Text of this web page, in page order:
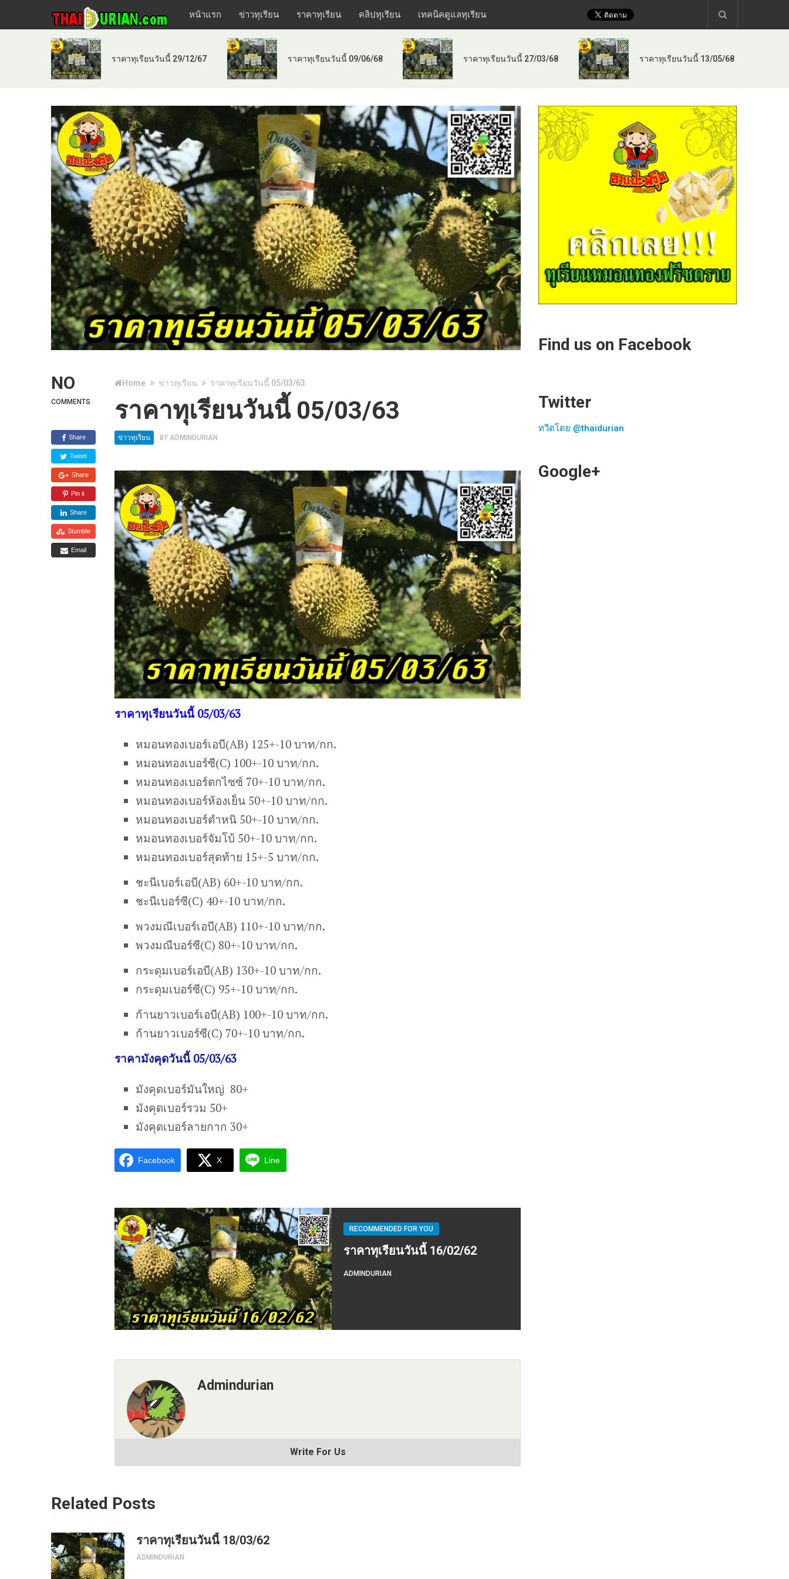
หน้าแรก ข่าวทุเรียน ราคาทุเรียน คลิปทุเรียน เทคนิคดูแลทุเรียน
ราคาทุเรียนวันนี้ 29/12/67 ราคาทุเรียนวันนี้ 09/06/68 ราคาทุเรียนวันนี้ 27/03/68 ราคาทุเรียนวันนี้ 13/05/68
NO
COMMENTS
Share
Tweet
Share
Pin it
Share
Stumble
Email
Home ข่าวทุเรียน ราคาทุเรียนวันนี้ 05/03/63
ราคาทุเรียนวันนี้ 05/03/63
ข่าวทุเรียน BY ADMINDURIAN
ราคาทุเรียนวันนี้ 05/03/63
หมอนทองเบอร์เอบี(AB) 125+-10 บาท/กก.
หมอนทองเบอร์ซี(C) 100+-10 บาท/กก.
หมอนทองเบอร์ตกไซซ์ 70+-10 บาท/กก.
หมอนทองเบอร์ห้องเย็น 50+-10 บาท/กก.
หมอนทองเบอร์ตำหนิ 50+-10 บาท/กก.
หมอนทองเบอร์จัมโบ้ 50+-10 บาท/กก.
หมอนทองเบอร์สุดท้าย 15+-5 บาท/กก.
ชะนีเบอร์เอบี(AB) 60+-10 บาท/กก.
ชะนีเบอร์ซี(C) 40+-10 บาท/กก.
พวงมณีเบอร์เอบี(AB) 110+-10 บาท/กก.
พวงมณีบอร์ซี(C) 80+-10 บาท/กก.
กระดุมเบอร์เอบี(AB) 130+-10 บาท/กก.
กระดุมเบอร์ซี(C) 95+-10 บาท/กก.
ก้านยาวเบอร์เอบี(AB) 100+-10 บาท/กก.
ก้านยาวเบอร์ซี(C) 70+-10 บาท/กก.
ราคามังคุดวันนี้ 05/03/63
มังคุดเบอร์มันใหญ่ 80+
มังคุดเบอร์รวม 50+
มังคุดเบอร์ลายกาก 30+
Facebook X Line
RECOMMENDED FOR YOU
ราคาทุเรียนวันนี้ 16/02/62
ADMINDURIAN
Admindurian
Write For Us
Related Posts
ราคาทุเรียนวันนี้ 18/03/62
ADMINDURIAN
Find us on Facebook
Twitter
ทวีตโดย @thaidurian
Google+